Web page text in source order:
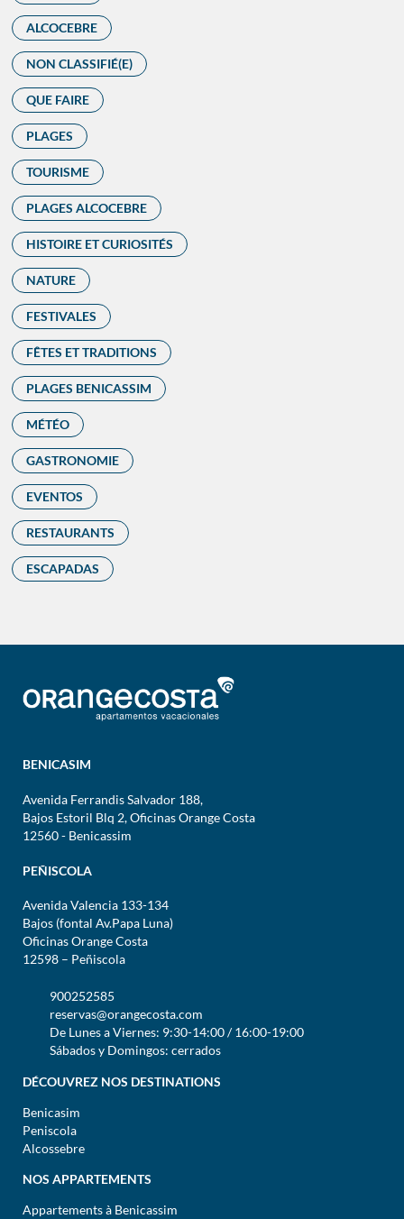
ALCOCEBRE
NON CLASSIFIÉ(E)
QUE FAIRE
PLAGES
TOURISME
PLAGES ALCOCEBRE
HISTOIRE ET CURIOSITÉS
NATURE
FESTIVALES
FÊTES ET TRADITIONS
PLAGES BENICASSIM
MÉTÉO
GASTRONOMIE
EVENTOS
RESTAURANTS
ESCAPADAS
BENICASIM
Avenida Ferrandis Salvador 188,
Bajos Estoril Blq 2, Oficinas Orange Costa
12560 - Benicassim
PEÑISCOLA
Avenida Valencia 133-134
Bajos (fontal Av.Papa Luna)
Oficinas Orange Costa
12598 – Peñiscola
900252585
reservas@orangecosta.com
De Lunes a Viernes: 9:30-14:00 / 16:00-19:00
Sábados y Domingos: cerrados
DÉCOUVREZ NOS DESTINATIONS
Benicasim
Peniscola
Alcossebre
NOS APPARTEMENTS
Appartements à Benicassim